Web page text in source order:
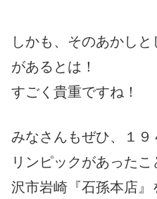
しかも、そのあかしと
があるとは！
すごく貴重ですね！
みなさんもぜひ、１
リンピックがあった
沢市岩崎『石孫本店